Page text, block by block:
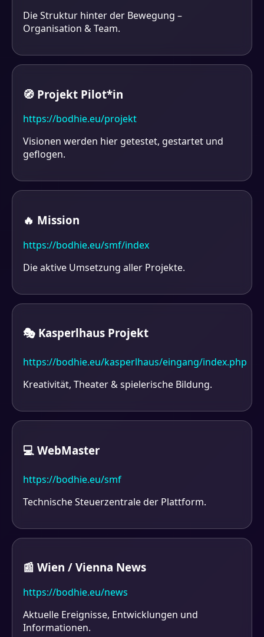
Die Struktur hinter der Bewegung –
Organisation & Team.
🧭 Projekt Pilot*in
https://bodhie.eu/projekt
Visionen werden hier getestet, gestartet und
geflogen.
🔥 Mission
https://bodhie.eu/smf/index
Die aktive Umsetzung aller Projekte.
🎭 Kasperlhaus Projekt
https://bodhie.eu/kasperlhaus/eingang/index.php
Kreativität, Theater & spielerische Bildung.
💻 WebMaster
https://bodhie.eu/smf
Technische Steuerzentrale der Plattform.
📰 Wien / Vienna News
https://bodhie.eu/news
Aktuelle Ereignisse, Entwicklungen und
Informationen.